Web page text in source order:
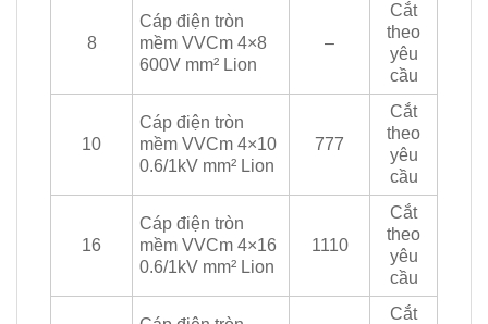
8
Cáp điện tròn
mềm VVCm 4×8
600V mm² Lion
–
Cắt
theo
yêu
cầu
10
Cáp điện tròn
mềm VVCm 4×10
0.6/1kV mm² Lion
777
Cắt
theo
yêu
cầu
16
Cáp điện tròn
mềm VVCm 4×16
0.6/1kV mm² Lion
1110
Cắt
theo
yêu
cầu
Cắt